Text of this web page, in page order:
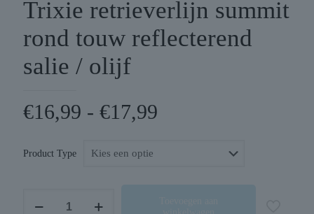
Trixie retrieverlijn summit
rond touw reflecterend
salie / olijf
€16,99 - €17,99
Product Type